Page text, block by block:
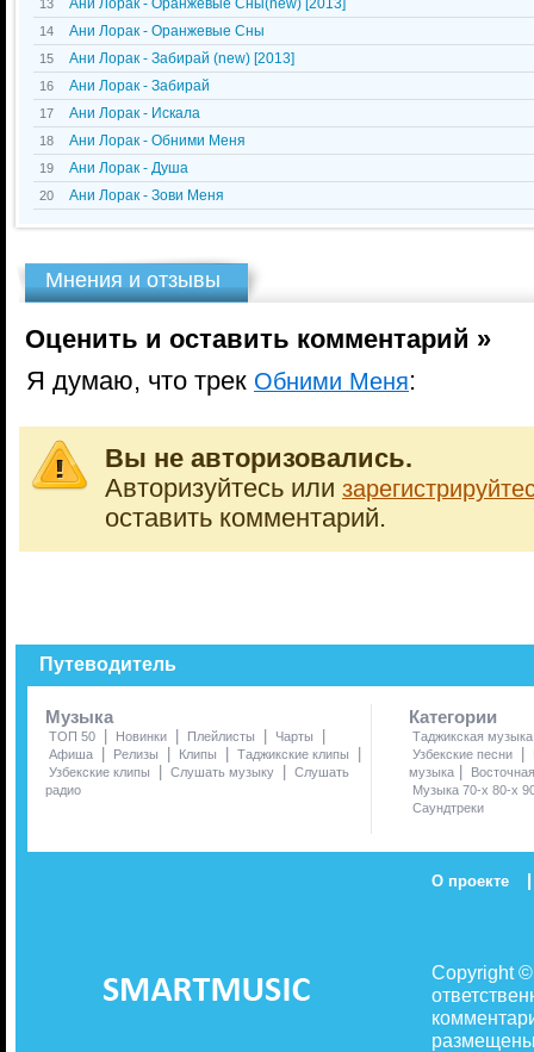
13 Ани Лорак - Оранжевые Сны(new) [2013]
14 Ани Лорак - Оранжевые Сны
15 Ани Лорак - Забирай (new) [2013]
16 Ани Лорак - Забирай
17 Ани Лорак - Искала
18 Ани Лорак - Обними Меня
19 Ани Лорак - Душа
20 Ани Лорак - Зови Меня
Мнения и отзывы
Оценить и оставить комментарий »
Я думаю, что трек Обними Меня:
Вы не авторизовались.
Авторизуйтесь или
оставить комментарий.
Путеводитель
Музыка
ТОП 50 | Новинки | Плейлисты | Чарты |
Афиша | Релизы | Клипы | Таджикские клипы |
Узбекские клипы | Слушать музыку | Слушать
радио
Категории
Таджикская музыка
Узбекские песни
|
музыка |
Музыка 70-х 80-х
Саундтреки
О проекте |
Copyright
размещены